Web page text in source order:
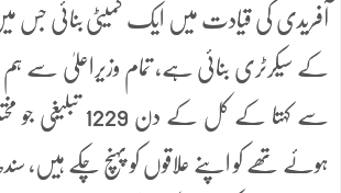
آفریدی کی قیادت میں ایک کمیٹی بنائی جس
کے سیکرٹری بنائی ہے، تمام وزیراعلیٰ سے ہم
سے کہتا کے کل کے
ہوئے تھے کو اپنے علاقوں کو پہنچ چکے ہیں،